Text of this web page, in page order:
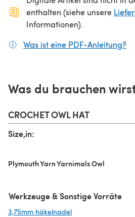
enthalten (siehe unsere
Informationen).
Was ist eine PDF-Anleitung?
Was du brauchen
CROCHET OWL HAT
Size,in:
Plymouth Yarn Yarnimals Owl
Werkzeuge & Sonstige Vorräte
3,75mm häkelnadel